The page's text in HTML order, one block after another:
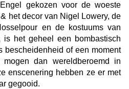
gekozen voor de woeste
het decor van Nigel Lowery, de
en de kostuums van
is het geheel een bombastisch
bescheidenheid of een moment
dan wereldberoemd in
enscenering hebben ze er met
gegooid.